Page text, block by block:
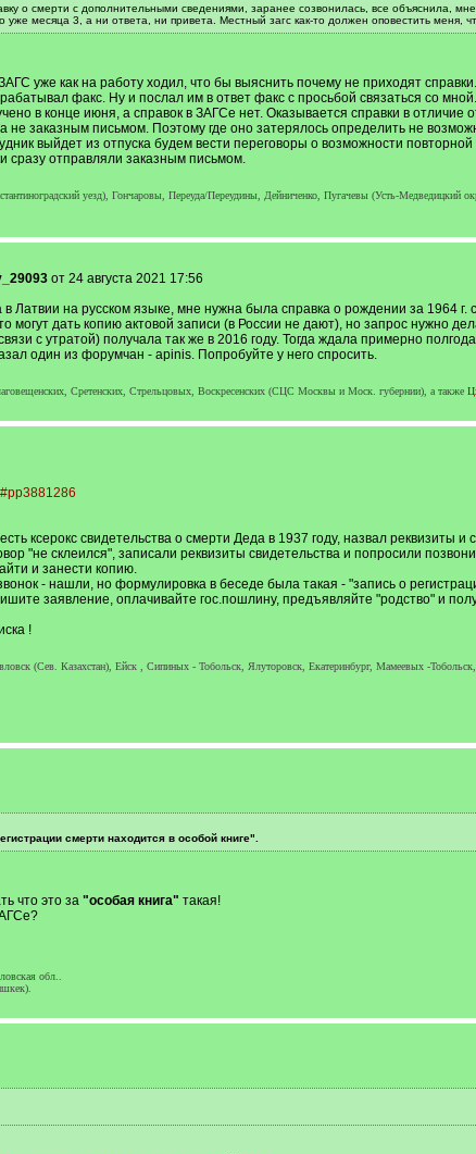
о смерти с дополнительными сведениями, заранее созвонилась, все объяснила,
уже месяца 3, а ни ответа, ни привета. Местный загс как-то должен оповестить меня,
уже как на работу ходил, что бы выяснить почему не приходят
факс. Ну и послал им в ответ факс с просьбой связаться со
в конце июня, а справок в ЗАГСе нет. Оказывается справки в отличие
заказным письмом. Поэтому где оно затерялось определить не
выйдет из отпуска будем вести переговоры о возможности
сразу отправляли заказным письмом.
уезд), Гончаровы, Переуда/Переудины, Дейниченко, Пугачевы (Усть-
от 24 августа 2021 17:56
Латвии на русском языке, мне нужна была справка о рождении за 1964
могут дать копию актовой записи (в России не дают), но запрос нужно
с утратой) получала так же в 2016 году. Тогда ждала примерно
один из форумчан - apinis. Попробуйте у него спросить.
Сретенских, Стрельцовых, Воскресенских (СЦС Москвы и Моск. губернии), а также
ксерокс свидетельства о смерти Деда в 1937 году, назвал реквизиты и
"не склеился", записали реквизиты свидетельства и попросили
и занести копию.
- нашли, но формулировка в беседе была такая - "запись о
заявление, оплачивайте гос.пошлину, предъявляйте "родство" и
!
(Сев. Казахстан), Ейск , Сипиных - Тобольск, Ялуторовск, Екатеринбург, Мамеевых -
смерти находится в особой книге".
что это за"особая книга" такая!
обл..